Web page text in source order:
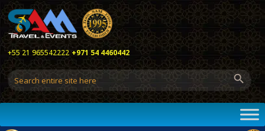
+55 21 965542222 +971 54 4460442